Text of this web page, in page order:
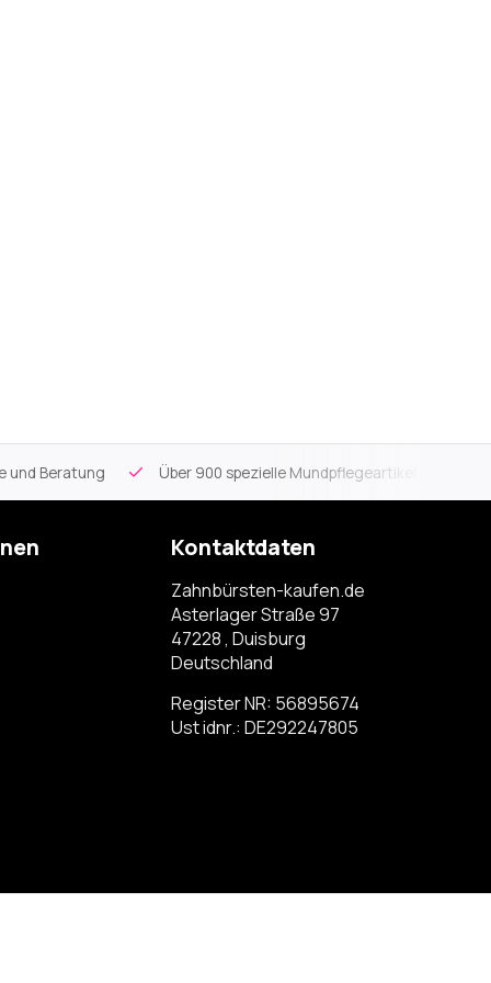
und Beratung Über 900 spezielle Mundpflegeartikel
Kontaktdaten
Zahnbürsten-kaufen.de
Asterlager Straße 97
47228 , Duisburg
Deutschland
Register NR: 56895674
Ust idnr.: DE292247805